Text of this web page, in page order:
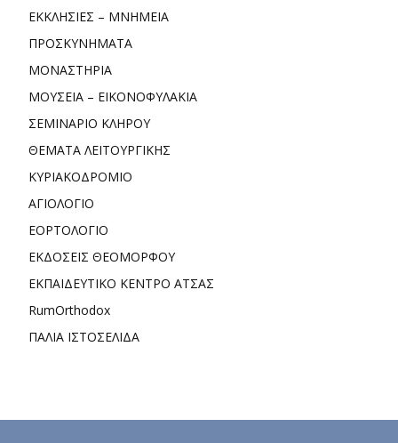
ΕΚΚΛΗΣΙΕΣ – ΜΝΗΜΕΙΑ
ΠΡΟΣΚΥΝΗΜΑΤΑ
ΜΟΝΑΣΤΗΡΙΑ
ΜΟΥΣΕΙΑ – ΕΙΚΟΝΟΦΥΛΑΚΙΑ
ΣΕΜΙΝΑΡΙΟ ΚΛΗΡΟΥ
ΘΕΜΑΤΑ ΛΕΙΤΟΥΡΓΙΚΗΣ
ΚΥΡΙΑΚΟΔΡΟΜΙΟ
ΑΓΙΟΛΟΓΙΟ
ΕΟΡΤΟΛΟΓΙΟ
ΕΚΔΟΣΕΙΣ ΘΕΟΜΟΡΦΟΥ
ΕΚΠΑΙΔΕΥΤΙΚΟ ΚΕΝΤΡΟ ΑΤΣΑΣ
RumOrthodox
ΠΑΛΙΑ ΙΣΤΟΣΕΛΙΔΑ